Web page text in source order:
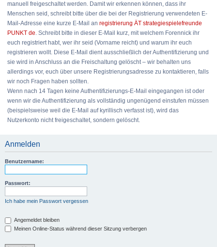
manuell freigeschaltet werden. Damit wir erkennen können, dass ihr
Menschen seid, schreibt bitte über die bei der Registrierung verwendeten E-
Mail-Adresse eine kurze E-Mail an registrierung ÄT strategiespielefreunde
PUNKT de. Schreibt bitte in dieser E-Mail kurz, mit welchem Forennick ihr
euch registriert habt, wer ihr seid (Vorname reicht) und warum ihr euch
registrieren wollt. Diese E-Mail dient ausschließlich der Authentifizierung und
sie wird in Anschluss an die Freischaltung gelöscht – wir behalten uns
allerdings vor, euch über unsere Registrierungsadresse zu kontaktieren, falls
wir noch Fragen haben sollten.
Wenn nach 14 Tagen keine Authentifizierungs-E-Mail eingegangen ist oder
wenn wir die Authentifizierung als vollständig ungenügend einstufen müssen
(beispielsweise weil die E-Mail auf kyrillisch verfasst ist), wird das
Nutzerkonto nicht freigeschaltet, sondern gelöscht.
Anmelden
Benutzername:
Passwort:
Ich habe mein Passwort vergessen
Angemeldet bleiben
Meinen Online-Status während dieser Sitzung verbergen